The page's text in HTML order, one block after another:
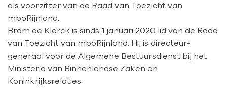
als voorzitter van de Raad van Toezicht van
mboRijnland.
Bram de Klerck is sinds 1 januari 2020 lid van de Raad
van Toezicht van mboRijnland. Hij is directeur-
generaal voor de Algemene Bestuursdienst bij het
Ministerie van Binnenlandse Zaken en
Koninkrijksrelaties.